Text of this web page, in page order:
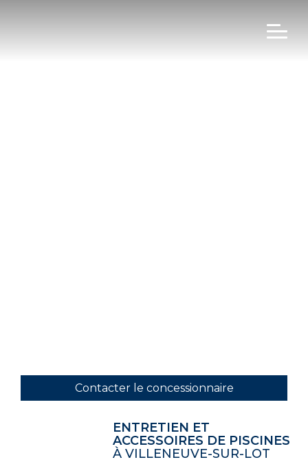
Contacter le concessionnaire
ENTRETIEN ET
ACCESSOIRES DE PISCINES
À VILLENEUVE-SUR-LOT